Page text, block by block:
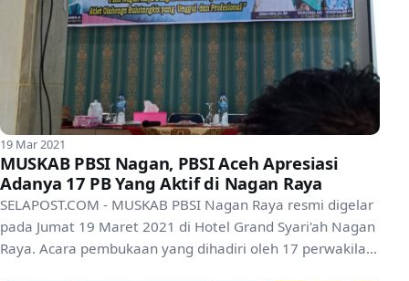
19 Mar 2021
MUSKAB PBSI Nagan, PBSI Aceh Apresiasi
Adanya 17 PB Yang Aktif di Nagan Raya
SELAPOST.COM - MUSKAB PBSI Nagan Raya resmi digelar
pada Jumat 19 Maret 2021 di Hotel Grand Syari'ah Nagan
Raya. Acara pembukaan yang dihadiri oleh 17 perwakila...